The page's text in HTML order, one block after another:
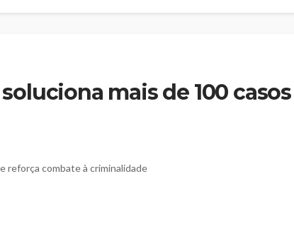
mais de 100 casos
reforça combate à criminalidade